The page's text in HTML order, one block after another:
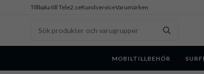
Tillbaka till Tele2.seKundserviceVarumärken
MOBILTILLBEHÖR